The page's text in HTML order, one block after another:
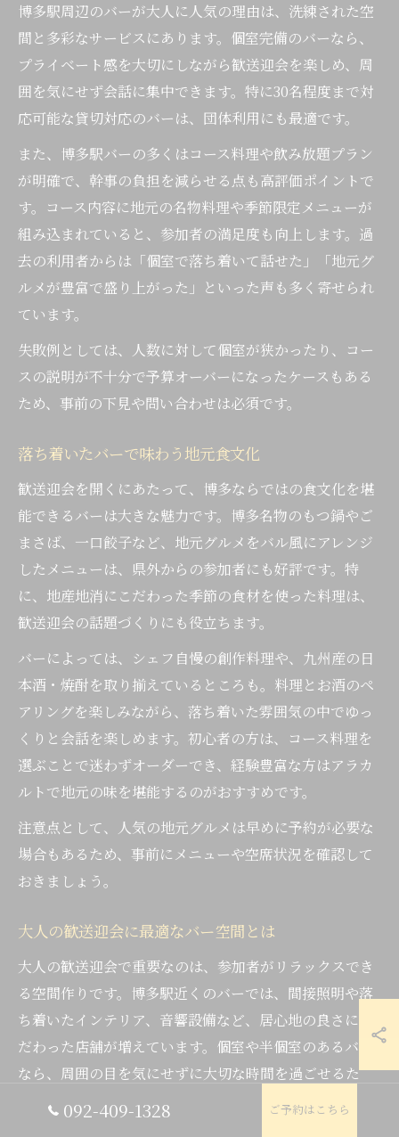
博多駅周辺のバーが大人に人気の理由は、洗練された空
間と多彩なサービスにあります。個室完備のバーなら、
プライベート感を大切にしながら歓送迎会を楽しめ、周
囲を気にせず会話に集中できます。特に30名程度まで対
応可能な貸切対応のバーは、団体利用にも最適です。
また、博多駅バーの多くはコース料理や飲み放題プラン
が明確で、幹事の負担を減らせる点も高評価ポイントで
す。コース内容に地元の名物料理や季節限定メニューが
組み込まれていると、参加者の満足度も向上します。過
去の利用者からは「個室で落ち着いて話せた」「地元グ
ルメが豊富で盛り上がった」といった声も多く寄せられ
ています。
失敗例としては、人数に対して個室が狭かったり、コー
スの説明が不十分で予算オーバーになったケースもある
ため、事前の下見や問い合わせは必須です。
落ち着いたバーで味わう地元食文化
歓送迎会を開くにあたって、博多ならではの食文化を堪
能できるバーは大きな魅力です。博多名物のもつ鍋やご
まさば、一口餃子など、地元グルメをバル風にアレンジ
したメニューは、県外からの参加者にも好評です。特
に、地産地消にこだわった季節の食材を使った料理は、
歓送迎会の話題づくりにも役立ちます。
バーによっては、シェフ自慢の創作料理や、九州産の日
本酒・焼酎を取り揃えているところも。料理とお酒のペ
アリングを楽しみながら、落ち着いた雰囲気の中でゆっ
くりと会話を楽しめます。初心者の方は、コース料理を
選ぶことで迷わずオーダーでき、経験豊富な方はアラカ
ルトで地元の味を堪能するのがおすすめです。
注意点として、人気の地元グルメは早めに予約が必要な
場合もあるため、事前にメニューや空席状況を確認して
おきましょう。
大人の歓送迎会に最適なバー空間とは
大人の歓送迎会で重要なのは、参加者がリラックスでき
る空間作りです。博多駅近くのバーでは、間接照明や落
ち着いたインテリア、音響設備など、居心地の良さにこ
だわった店舗が増えています。個室や半個室のあるバー
なら、周囲の目を気にせずに大切な時間を過ごせるた
め、歓送迎会の定番となっています。
092-409-1328 ご予約はこちら